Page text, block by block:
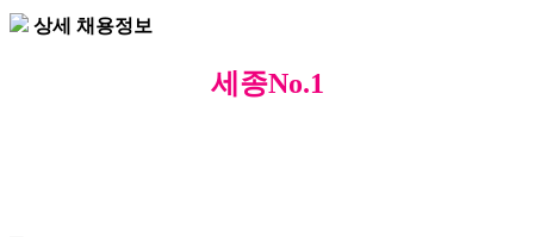
상세 채용정보
세종No.1